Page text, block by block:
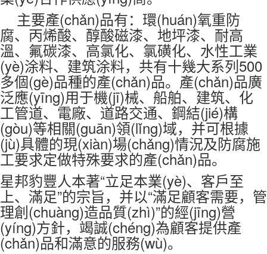
主要產(chǎn)品有：環(huán)氧重防
腐、丙烯酸、醇酸磁漆、地坪漆、耐高
溫、氟碳漆、高氯化、氯磺化、水性工業
(yè)涂料、建筑涂料，共有十幾大系列500
多個(gè)品種的產(chǎn)品。產(chǎn)品廣
泛應(yīng)用于機(jī)械、船舶、建筑、化
工管道、電廠、道路交通、鋼結(jié)構
(gòu)等相關(guān)領(lǐng)域，并可根據
(jù)具體的現(xiàn)場(chǎng)情況及防腐施
工要求定做特殊要求的產(chǎn)品。
星邦豹豐人本著“立足本業(yè)、客戶至
上、滿足”的宗旨，并以“滿足顧客需要，管
理創(chuàng)造品質(zhì)”的經(jīng)營
(yíng)方針，竭誠(chéng)為顧客提供產
(chǎn)品和滿意的服務(wù)。